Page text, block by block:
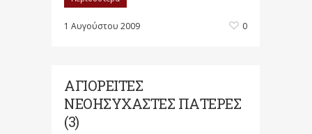
1 Αυγούστου 2009 0
ΑΓΙΟΡΕΙΤΕΣ
ΝΕΟΗΣΥΧΑΣΤΕΣ ΠΑΤΕΡΕΣ
(3)